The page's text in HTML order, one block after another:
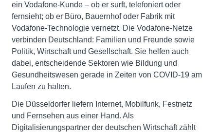
ein Vodafone-Kunde – ob er surft, telefoniert oder
fernsieht; ob er Büro, Bauernhof oder Fabrik mit
Vodafone-Technologie vernetzt. Die Vodafone-Netze
verbinden Deutschland: Familien und Freunde sowie
Politik, Wirtschaft und Gesellschaft. Sie helfen auch
dabei, entscheidende Sektoren wie Bildung und
Gesundheitswesen gerade in Zeiten von COVID-19 am
Laufen zu halten.
Die Düsseldorfer liefern Internet, Mobilfunk, Festnetz
und Fernsehen aus einer Hand. Als
Digitalisierungspartner der deutschen Wirtschaft zählt